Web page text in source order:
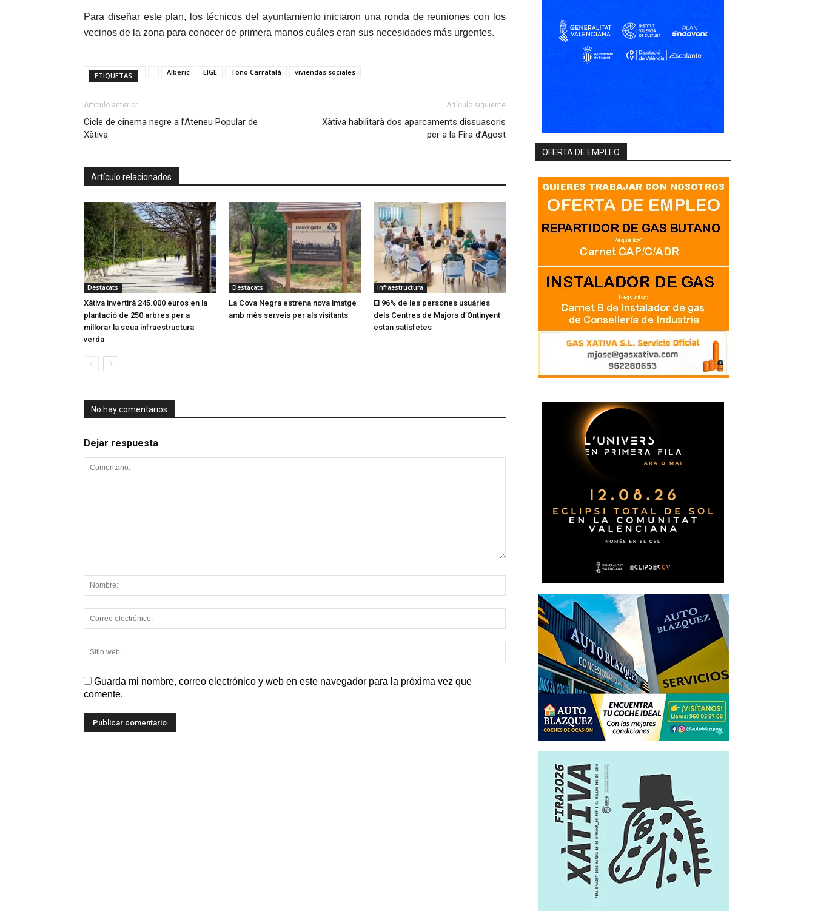
Para diseñar este plan, los técnicos del ayuntamiento iniciaron una ronda de reuniones con los
vecinos de la zona para conocer de primera manos cuáles eran sus necesidades más urgentes.
ETIQUETAS Alberic EIGE Toño Carratalá viviendas sociales
Artículo anterior
Cicle de cinema negre a l’Ateneu Popular de
Xàtiva
Artículo siguiente
Xàtiva habilitarà dos aparcaments dissuasoris
per a la Fira d’Agost
Artículo relacionados
Destacats
Xàtiva invertirà 245.000 euros en la
plantació de 250 arbres per a
millorar la seua infraestructura
verda
Destacats
La Cova Negra estrena nova imatge
amb més serveis per als visitants
Infraestructura
El 96% de les persones usuàries
dels Centres de Majors d’Ontinyent
estan satisfetes
No hay comentarios
Dejar respuesta
Guarda mi nombre, correo electrónico y web en este navegador para la próxima vez que
comente.
OFERTA DE EMPLEO